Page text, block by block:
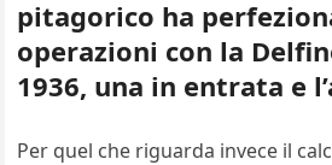
pitagorico ha
operazioni con la
1936, una in entrata e
Per quel che riguarda invece il